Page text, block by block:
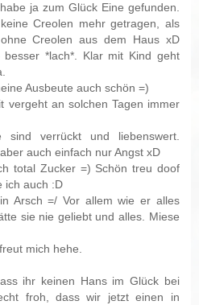
ja zum Glück Eine gefunden.
Creolen mehr getragen, als
Creolen aus dem Haus xD
*lach*. Klar mit Kind geht
Ausbeute auch schön =)
vergeht an solchen Tagen immer
sind verrückt und liebenswert.
auch einfach nur Angst xD
total Zucker =) Schön treu doof
ich auch :D
Arsch =/ Vor allem wie er alles
sie nie geliebt und alles. Miese
mich hehe.
ihr keinen Hans im Glück bei
froh, dass wir jetzt einen in